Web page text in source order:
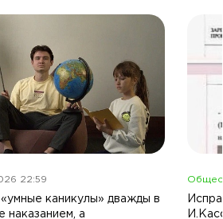
22:59
каникулы» дважды в
наказанием, а